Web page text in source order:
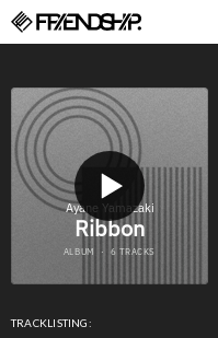
TRACKLISTING: